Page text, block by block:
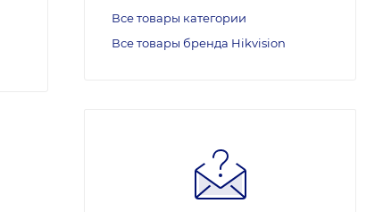
Все товары категории
Все товары бренда Hikvision